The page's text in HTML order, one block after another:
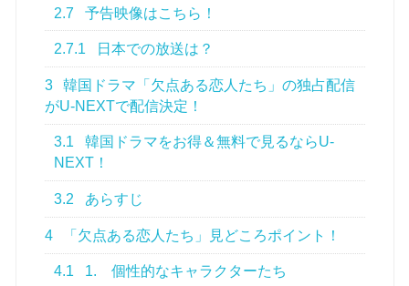
2.7 予告映像はこちら！
2.7.1 日本での放送は？
3
韓国ドラマ「欠点ある恋人たち」の独占配信
がU-NEXTで配信決定！
3.1
韓国ドラマをお得＆無料で見るならU-
NEXT！
3.2 あらすじ
4 「欠点ある恋人たち」見どころポイント！
4.1 1. 個性的なキャラクターたち